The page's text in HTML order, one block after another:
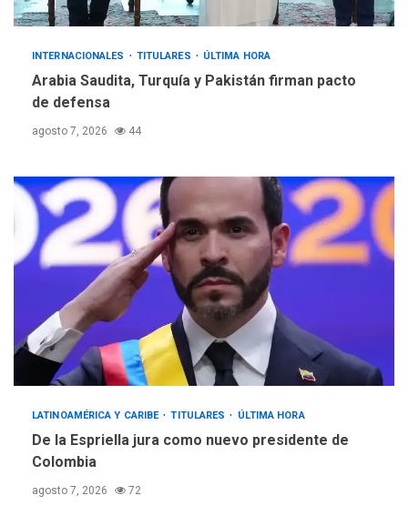
INTERNACIONALES TITULARES ÚLTIMA HORA
Arabia Saudita, Turquía y Pakistán firman pacto
de defensa
agosto 7, 2026 44
LATINOAMÉRICA Y CARIBE TITULARES ÚLTIMA HORA
De la Espriella jura como nuevo presidente de
Colombia
agosto 7, 2026 72